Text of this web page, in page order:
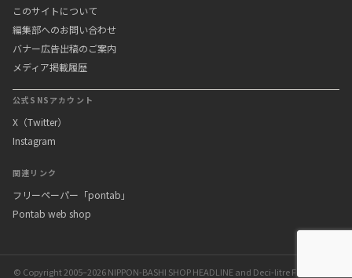
このサイトについて
編集部へのお問い合わせ
バナー広告出稿のご案内
メディア掲載履歴
公式SNSアカウント
X（Twitter）
Instagram
関連リンク
フリーペーパー「pontab」
Pontab web shop
© Copyright 2005–2026 NIPPON-BASHI SHOP HEADLINE and Deci-litre Factory Inc.